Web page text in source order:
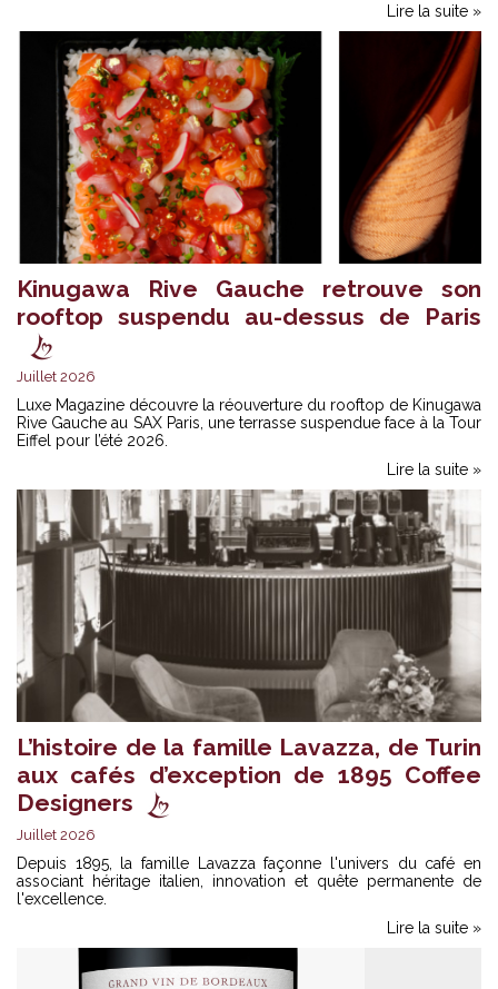
Lire la suite »
Kinugawa Rive Gauche retrouve son
rooftop suspendu au-dessus de Paris
Juillet 2026
Luxe Magazine découvre la réouverture du rooftop de Kinugawa
Rive Gauche au SAX Paris, une terrasse suspendue face à la Tour
Eiffel pour l’été 2026.
Lire la suite »
L’histoire de la famille Lavazza, de Turin
aux cafés d’exception de 1895 Coffee
Designers
Juillet 2026
Depuis 1895, la famille Lavazza façonne l'univers du café en
associant héritage italien, innovation et quête permanente de
l'excellence.
Lire la suite »